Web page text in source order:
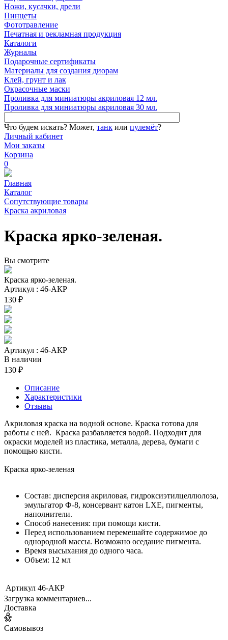
Ножи, кусачки, дрели
Пинцеты
Фототравление
Печатная и рекламная продукция
Каталоги
Журналы
Подарочные сертификаты
Материалы для создания диорам
Клей, грунт и лак
Окрасочные маски
Проливка для миниатюры акриловая 12 мл.
Проливка для миниатюры акриловая 30 мл.
Что будем искать? Может, танк или пулемёт?
Личный кабинет
Мои заказы
Корзина
0
Главная
Каталог
Сопутствующие товары
Краска акриловая
Краска ярко-зеленая.
Вы смотрите
Краска ярко-зеленая.
Артикул : 46-АКР
130 ₽
Артикул : 46-АКР
В наличии
130 ₽
Описание
Характеристики
Отзывы
Акриловая краска на водной основе. Краска готова для
работы с ней. Краска разбавляется водой. Подходит для
окраски моделей из пластика, металла, дерева, бумаги с
помощью кисти.
Краска ярко-зеленая
Состав: дисперсия акриловая, гидроксиэтилцеллюлоза,
эмульгатор Ф-8, консервант катон LXE, пигменты,
наполнители.
Способ нанесения: при помощи кисти.
Перед использованием перемешайте содержимое до
однородной массы. Возможно оседание пигмента.
Время высыхания до одного часа.
Объем: 12 мл
Артикул 46-АКР
Загрузка комментариев...
Доставка
Самовывоз